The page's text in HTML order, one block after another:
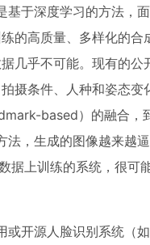
于深度学习的方法，
的高质量、多样化的
几乎不可能。现有的
摄条件、人种和姿态
based）的融合，
，生成的图像越来越
据上训练的系统，很可
开源人脸识别系统（